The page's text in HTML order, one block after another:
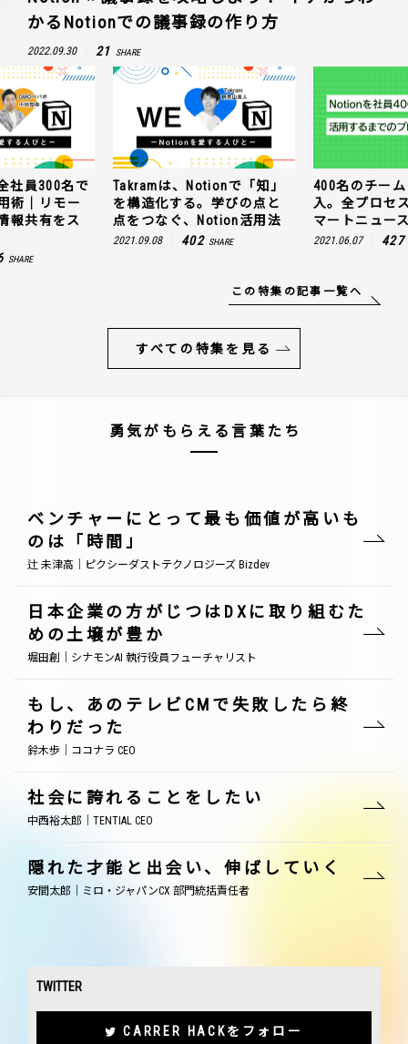
かるNotionでの議事録の作り方
2022.09.30 21 SHARE
社員300名で
術｜リモー
報共有をス
SHARE
Takramは、Notionで「知」
を構造化する。学びの点と
点をつなぐ、Notion活用法
2021.09.08 402 SHARE
400名のチー
入。全プロセ
マートニュー
2021.06.07 427
この特集の記事一覧へ
すべての特集を見る
勇気がもらえる言葉たち
ベンチャーにとって最も価値が高いも
のは「時間」
辻 未津高｜ピクシーダストテクノロジーズ Bizdev
日本企業の方がじつはDXに取り組むた
めの土壌が豊か
堀田創｜シナモンAI 執行役員フューチャリスト
もし、あのテレビCMで失敗したら終
わりだった
鈴木歩｜ココナラ CEO
社会に誇れることをしたい
中西裕太郎｜TENTIAL CEO
隠れた才能と出会い、伸ばしていく
安間太郎｜ミロ・ジャパンCX 部門統括責任者
TWITTER
CARRER HACKをフォロー